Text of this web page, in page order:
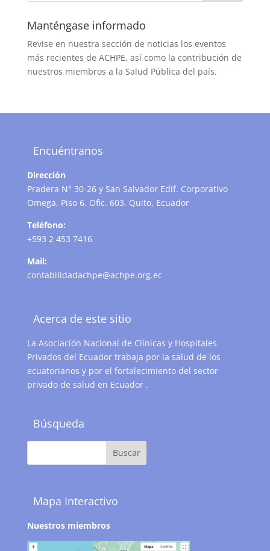
Manténgase informado
Revise en nuestra sección de noticias los eventos
más recientes de ACHPE, así como la contribución de
nuestros miembros a la Salud Pública del país.
Encuéntranos
Dirección
Pradera N° 30-26 y San Salvador Edif. Corporativo
Omega, Piso 6. Ofic. 603. Quito, Ecuador
Teléfono:
+593 2 453 7416
Mail:
contabilidadachpe@achpe.org.ec
Acerca de este sitio
La Asociación Nacional de Clínicas y Hospitales
Privados del Ecuador trabaja por la salud de los
ecuatorianos y por el fortalecimiento del sector
privado de salud en Ecuador .
Búsqueda
Mapa Interactivo
Nuestros miembros